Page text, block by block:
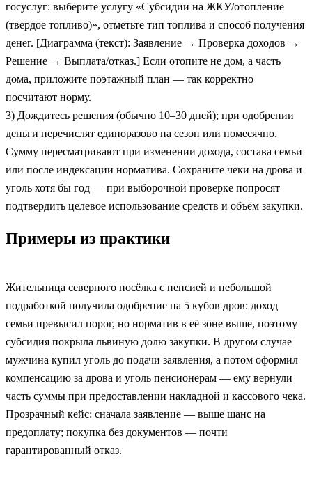
госуслуг: выберите услугу «Субсидии на ЖКУ/отопление
(твердое топливо)», отметьте тип топлива и способ получения
денег. [Диаграмма (текст): Заявление → Проверка доходов →
Решение → Выплата/отказ.] Если отопите не дом, а часть
дома, приложите поэтажный план — так корректно
посчитают норму.
3) Дождитесь решения (обычно 10–30 дней); при одобрении
деньги перечислят единоразово на сезон или помесячно.
Сумму пересматривают при изменении дохода, состава семьи
или после индексации норматива. Сохраните чеки на дрова и
уголь хотя бы год — при выборочной проверке попросят
подтвердить целевое использование средств и объём закупки.
Примеры из практики
Жительница северного посёлка с пенсией и небольшой
подработкой получила одобрение на 5 кубов дров: доход
семьи превысил порог, но норматив в её зоне выше, поэтому
субсидия покрыла львиную долю закупки. В другом случае
мужчина купил уголь до подачи заявления, а потом оформил
компенсацию за дрова и уголь пенсионерам — ему вернули
часть суммы при предоставлении накладной и кассового чека.
Прозрачный кейс: сначала заявление — выше шанс на
предоплату; покупка без документов — почти
гарантированный отказ.